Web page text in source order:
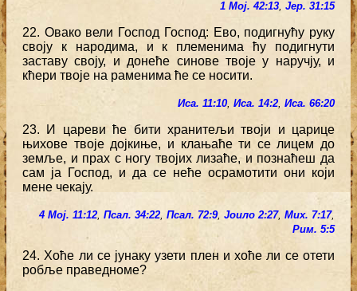
1 Мој. 42:13, Јер. 31:15
22. Овако вели Господ Господ: Ево, подигнућу руку
своју к народима, и к племенима ћу подигнути
заставу своју, и донеће синове твоје у наручју, и
кћери твоје на раменима ће се носити.
Иса. 11:10, Иса. 14:2, Иса. 66:20
23. И цареви ће бити хранитељи твоји и царице
њихове твоје дојкиње, и клањаће ти се лицем до
земље, и прах с ногу твојих лизаће, и познаћеш да
сам ја Господ, и да се неће осрамотити они који
мене чекају.
4 Мој. 11:12, Псал. 34:22, Псал. 72:9, Јоило 2:27, Мих. 7:17,
Рим. 5:5
24. Хоће ли се јунаку узети плен и хоће ли се отети
робље праведноме?